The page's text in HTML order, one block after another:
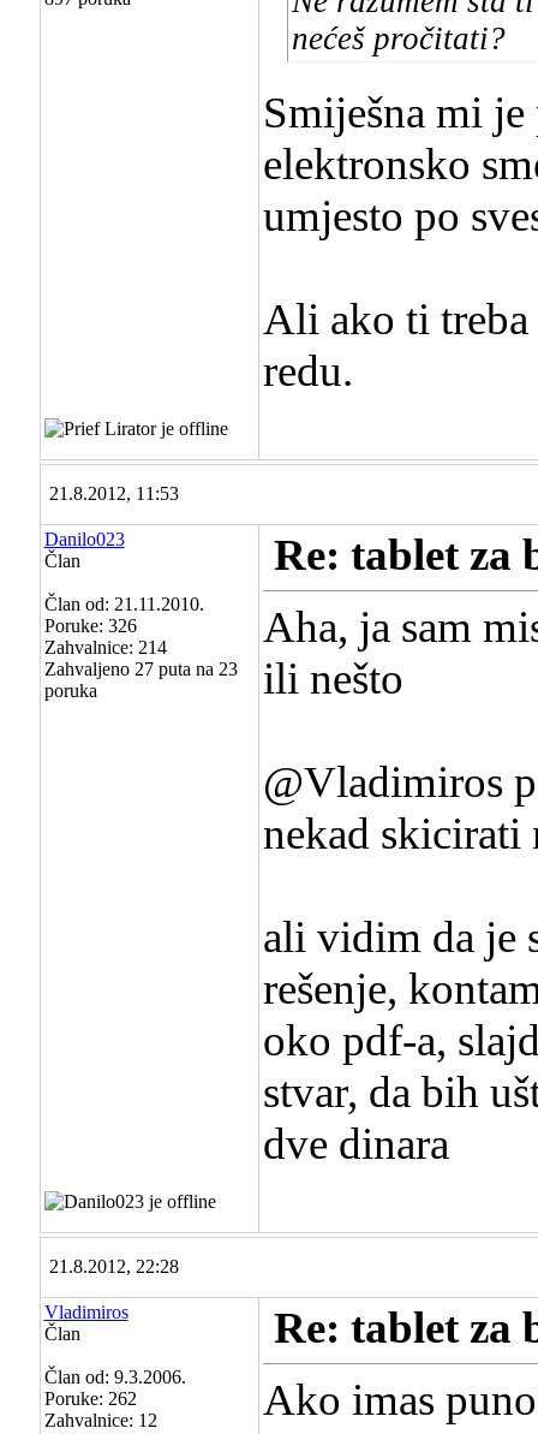
nećeš pročitati?
Smiješna mi
elektronsko
umjesto po
Ali ako ti treba
redu.
21.8.2012, 11:53
Danilo023
Član
Član od: 21.11.2010.
Poruke: 326
Zahvalnice: 214
Zahvaljeno 27 puta na 23
poruka
Re: tablet za
Aha, ja sam
ili nešto
@Vladimiros
nekad skicirati
ali vidim da je
rešenje,
oko pdf-a,
stvar, da bih
dve dinara
21.8.2012, 22:28
Vladimiros
Član
Član od: 9.3.2006.
Poruke: 262
Zahvalnice: 12
Re: tablet za
Ako imas